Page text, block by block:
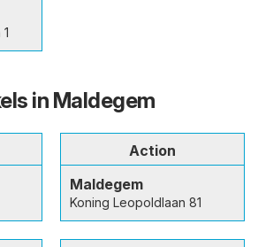
in Maldegem
Action
Maldegem
Koning Leopoldlaan 81